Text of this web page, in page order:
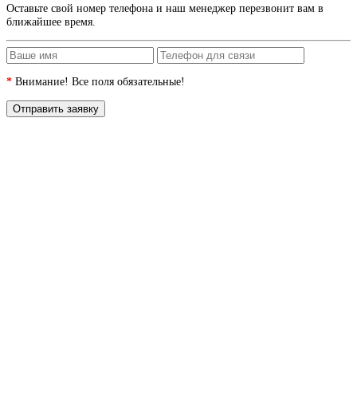
Оставьте свой номер телефона и наш менеджер перезвонит вам в
ближайшее время.
* Внимание! Все поля обязательные!